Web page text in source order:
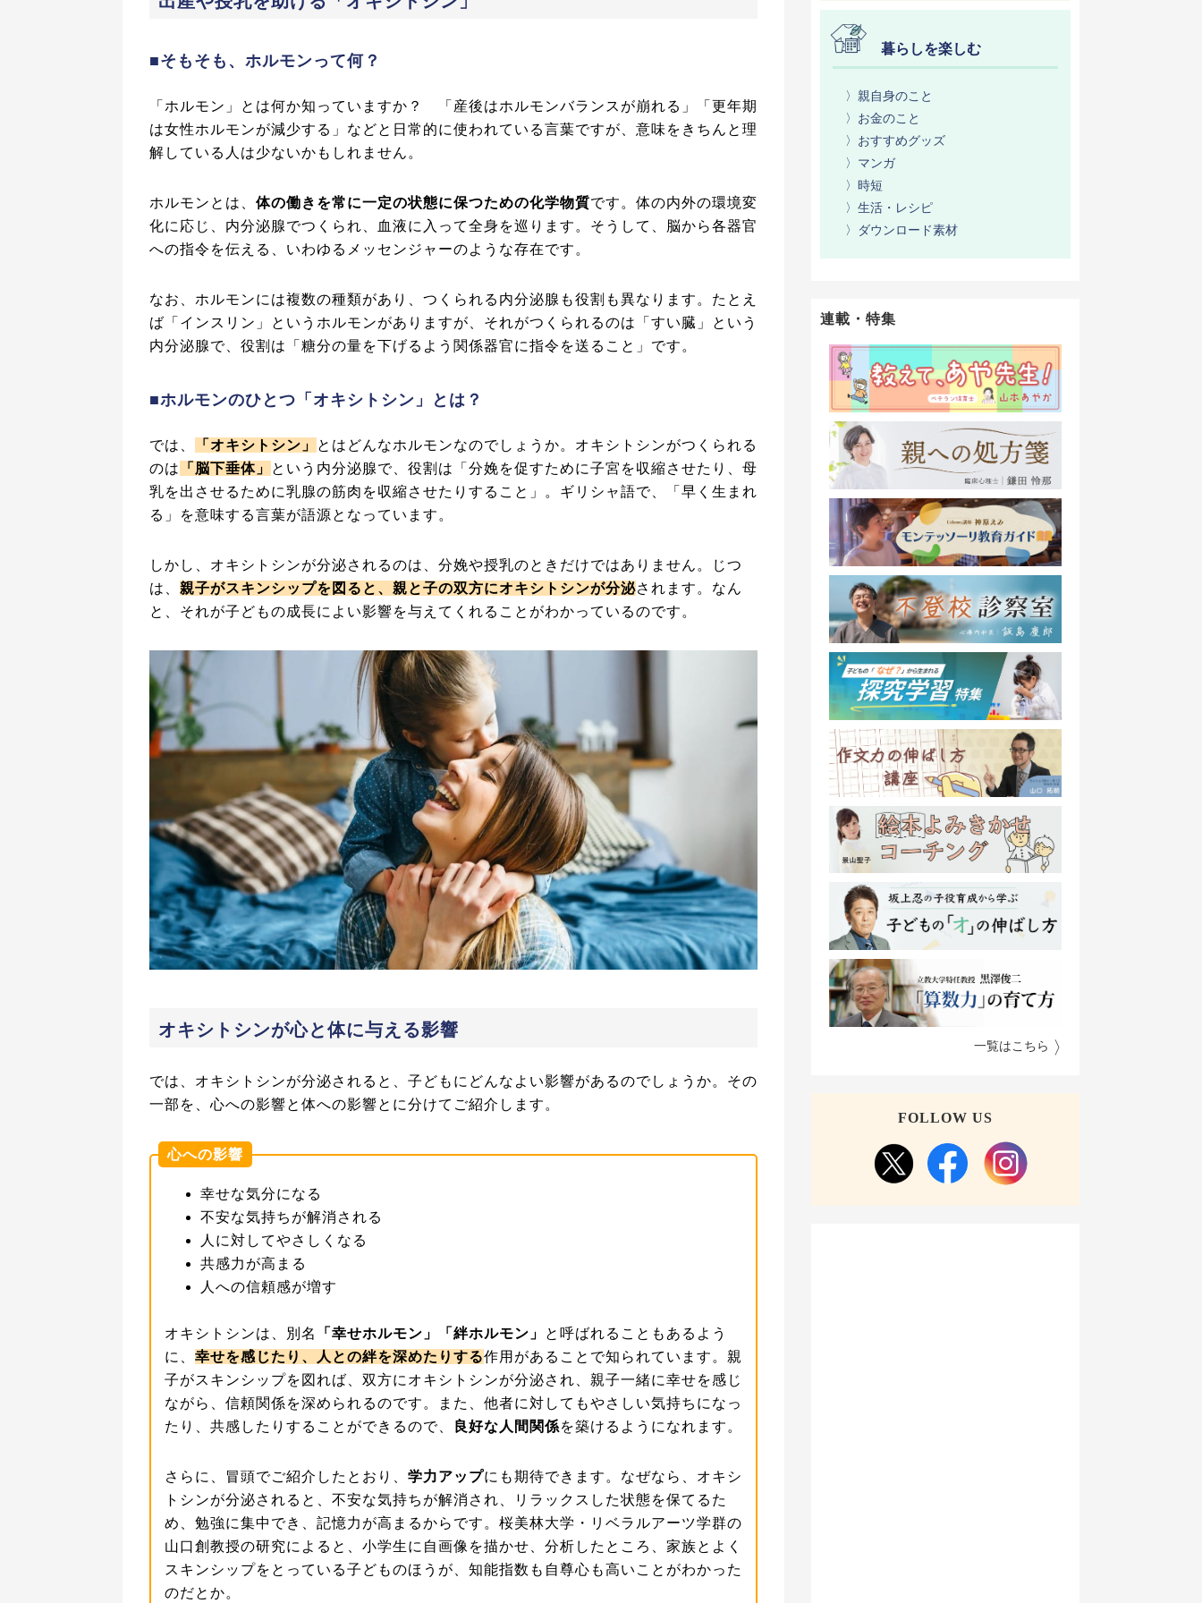
■そもそも、ホルモンって何？
「ホルモン」とは何か知っていますか？ 「産後はホルモンバランスが崩れる」「更年期
は女性ホルモンが減少する」などと日常的に使われている言葉ですが、意味をきちんと理
解している人は少ないかもしれません。
ホルモンとは、 体の働きを常に一定の状態に保つための化学物質です。体の内外の環境変
化に応じ、内分泌腺でつくられ、血液に入って全身を巡ります。そうして、脳から各器官
への指令を伝える、いわゆるメッセンジャーのような存在です。
なお、ホルモンには複数の種類があり、つくられる内分泌腺も役割も異なります。たとえ
ば「インスリン」というホルモンがありますが、それがつくられるのは「すい臓」という
内分泌腺で、役割は「糖分の量を下げるよう関係器官に指令を送ること」です。
■ホルモンのひとつ「オキシトシン」とは？
では、 「オキシトシン」
とはどんなホルモンなのでしょうか。オキシトシンがつくられる
のは
「脳下垂体」
という内分泌腺で、役割は「分娩を促すために子宮を収縮させたり、母
乳を出させるために乳腺の筋肉を収縮させたりすること」。ギリシャ語で、「早く生まれ
る」を意味する言葉が語源となっています。
しかし、オキシトシンが分泌されるのは、分娩や授乳のときだけではありません。じつ
は、 親子がスキンシップを図ると、親と子の双方にオキシトシンが分泌されます。なん
と、それが子どもの成長によい影響を与えてくれることがわかっているのです。
オキシトシンが心と体に与える影響
では、オキシトシンが分泌されると、子どもにどんなよい影響があるのでしょうか。その
一部を、心への影響と体への影響とに分けてご紹介します。
心への影響
幸せな気分になる
不安な気持ちが解消される
人に対してやさしくなる
共感力が高まる
人への信頼感が増す
オキシトシンは、別名 「幸せホルモン」「絆ホルモン」
と呼ばれることもあるよう
に、 幸せを感じたり、人との絆を深めたりする作用があることで知られています。親
子がスキンシップを図れば、双方にオキシトシンが分泌され、親子一緒に幸せを感じ
ながら、信頼関係を深められるのです。また、他者に対してもやさしい気持ちになっ
たり、共感したりすることができるので、
良好な人間関係を築けるようになれます。
さらに、冒頭でご紹介したとおり、 学力アップにも期待できます。なぜなら、オキシ
トシンが分泌されると、不安な気持ちが解消され、リラックスした状態を保てるた
め、勉強に集中でき、記憶力が高まるからです。桜美林大学・リベラルアーツ学群の
山口創教授の研究によると、小学生に自画像を描かせ、分析したところ、家族とよく
スキンシップをとっている子どものほうが、知能指数も自尊心も高いことがわかった
のだとか。
暮らしを楽しむ
〉親自身のこと
〉お金のこと
〉おすすめグッズ
〉マンガ
〉時短
〉生活・レシピ
〉ダウンロード素材
連載・特集
一覧はこちら
FOLLOW US